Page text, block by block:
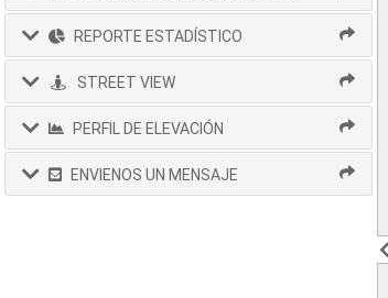
REPORTE ESTADÍSTICO
STREET VIEW
PERFIL DE ELEVACIÓN
ENVIENOS UN MENSAJE